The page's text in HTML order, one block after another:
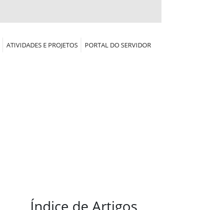
ATIVIDADES E PROJETOS PORTAL DO SERVIDOR
Índice de Artigos